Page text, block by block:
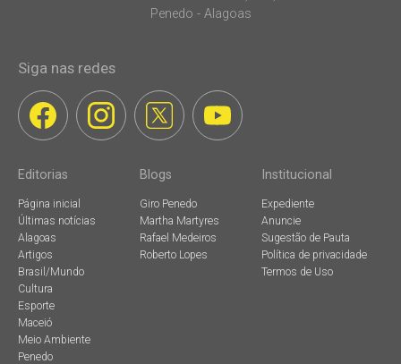
Penedo - Alagoas
Siga nas redes
Editorias
Página inicial
Últimas notícias
Alagoas
Artigos
Brasil/Mundo
Cultura
Esporte
Maceió
Meio Ambiente
Penedo
Blogs
Giro Penedo
Martha Martyres
Rafael Medeiros
Roberto Lopes
Institucional
Expediente
Anuncie
Sugestão de Pauta
Política de privacidade
Termos de Uso